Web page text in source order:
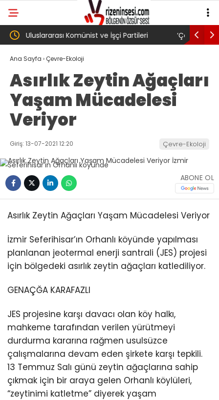
‘Çerçeve yasa’ kanun teklifi Adalet
Komisyonu’ndan geçti
AKP’li
Ana Sayfa ›Çevre-Ekoloji
Asırlık Zeytin Ağaçları
Yaşam Mücadelesi
Veriyor
Giriş: 13-07-2021 12:20 Çevre-Ekoloji
ABONE OL
Asırlık Zeytin Ağaçları Yaşam Mücadelesi Veriyor
İzmir Seferihisar’ın Orhanlı köyünde yapılması
planlanan jeotermal enerji santrali (JES) projesi
için bölgedeki asırlık zeytin ağaçları katlediliyor.
GENAÇĞA KARAFAZLI
JES projesine karşı davacı olan köy halkı,
mahkeme tarafından verilen yürütmeyi
durdurma kararına rağmen usulsüzce
çalışmalarına devam eden şirkete karşı tepkili.
13 Temmuz Salı günü zeytin ağaçlarına sahip
çıkmak için bir araya gelen Orhanlı köylüleri,
“zeytinimi katletme” diyerek yaşam